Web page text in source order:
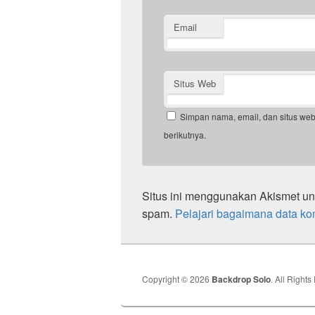
Email
Situs Web
Simpan nama, email, dan situs
berikutnya.
Situs ini menggunakan Akismet
spam. Pelajari bagaimana data
Copyright © 2026 Backdrop Solo. All Rights